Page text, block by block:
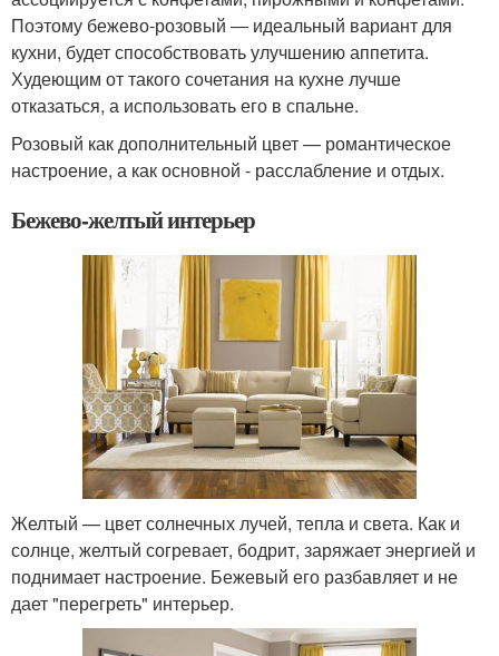
Поэтому бежево-розовый ― идеальный вариант для
кухни, будет способствовать улучшению аппетита.
Худеющим от такого сочетания на кухне лучше
отказаться, а использовать его в спальне.
Розовый как дополнительный цвет — романтическое
настроение, а как основной - расслабление и отдых.
Бежево-желтый интерьер
Желтый — цвет солнечных лучей, тепла и света. Как и
солнце, желтый согревает, бодрит, заряжает энергией и
поднимает настроение. Бежевый его разбавляет и не
дает "перегреть" интерьер.